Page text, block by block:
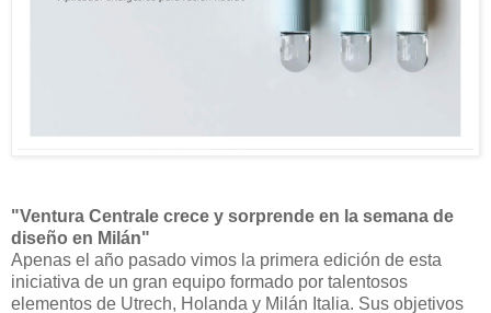
"Ventura Centrale crece y sorprende en la semana de
diseño en Milán"
Apenas el año pasado vimos la primera edición de esta
iniciativa de un gran equipo formado por talentosos
elementos de Utrech, Holanda y Milán Italia. Sus objetivos